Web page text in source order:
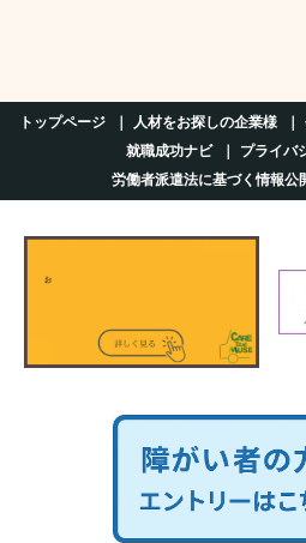
トップページ 人材をお探しの企業様
就職成功ナビ
プライバ
労働者派遣法に基づく情報公